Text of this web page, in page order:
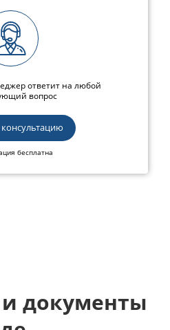
ответит на любой
вопрос
бесплатна
документы